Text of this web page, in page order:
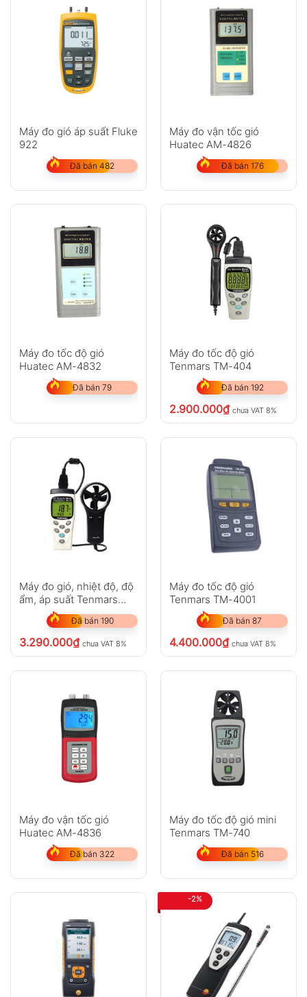
Máy đo gió áp suất Fluke
922
Đã bán 482
Máy đo vận tốc gió
Huatec AM-4826
Đã bán 176
Máy đo tốc độ gió
Huatec AM-4832
Đã bán 79
Máy đo tốc độ gió
Tenmars TM-404
Đã bán 192
2.900.000₫ chưa VAT 8%
Máy đo gió, nhiệt độ, độ
ẩm, áp suất Tenmars
TM-414
Đã bán 190
3.290.000₫ chưa VAT 8%
Máy đo tốc độ gió
Tenmars TM-4001
Đã bán 87
4.400.000₫ chưa VAT 8%
Máy đo vận tốc gió
Huatec AM-4836
Đã bán 322
Máy đo tốc độ gió mini
Tenmars TM-740
Đã bán 516
-2%